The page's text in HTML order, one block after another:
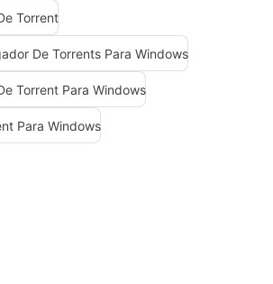
Torrent
De Torrents Para Windows
Torrent Para Windows
Para Windows